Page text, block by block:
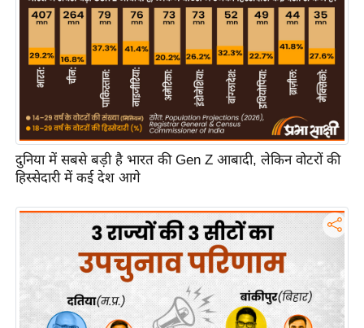
के
2
0
2
6
क्रा
इ
ई
-
पे
दुनिया में सबसे बड़ी है भारत की Gen Z आबादी, लेकिन वोटरों की
हिस्सेदारी में कई देश आगे